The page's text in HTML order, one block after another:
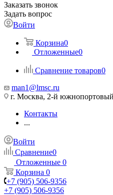
Заказать звонок
Задать вопрос
Войти
Корзина0
Отложенные0
Сравнение товаров0
man1@lmsc.ru
г. Москва, 2-й
Контакты
...
Войти
Сравнение0
Отложенные 0
Корзина 0
+7 (905) 506-9356
+7 (905) 506-9356